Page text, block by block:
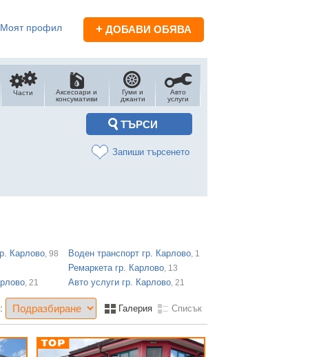
Моят профил + ДОБАВИ ОБЯВА
Части
Аксесоари и
консумативи
Гуми и
джанти
Авто
услуги
Запиши търсенето
Карлово, 98
, 21
Воден транспорт гр. Карлово, 1
Ремаркета гр. Карлово, 13
Авто услуги гр. Карлово, 21
Галерия Списък